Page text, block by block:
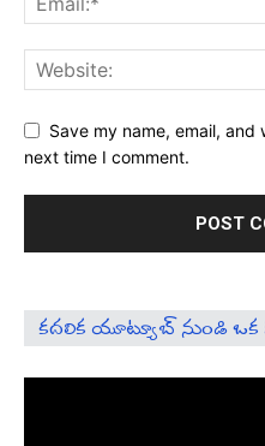
Save my name, email,
next time I comment.
కదలిక యూట్యూబ్ నుండి